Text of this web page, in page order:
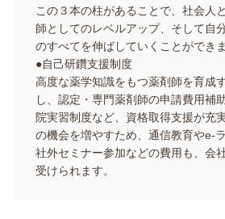
この３本の柱があることで、社会人
師としてのレベルアップ、そして自
のすべてを伸ばしていくことができま
●自己研鑽支援制度
高度な薬学知識をもつ薬剤師を育成
し、認定・専門薬剤師の申請費用補
院実習制度など、資格取得支援が充
の機会を増やすため、通信教育やe-
社外セミナー参加などの費用も、会
受けられます。